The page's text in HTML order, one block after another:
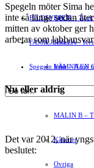
Stig N –
Jenny A –
Yrsa – Hand
Hvilan –
MALIN B –
Kåserier
Ovriga
BILDSVEPET
FAMILJEBILD »
LÄMNA EN
Spegeln Info
Spegeln möter Sima
inte så länge sedan
mitten av oktober ger
arbetar som
Nu eller aldrig
Det var 2012, när
beslutet: